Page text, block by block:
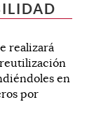
realizará
reutilización
en
por